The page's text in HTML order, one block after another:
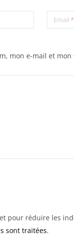
Email*
mon e-mail et
pour réduire les
sont traitées.